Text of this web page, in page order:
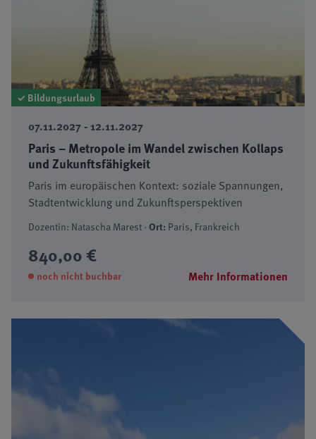
✓ Bildungsurlaub
07.11.2027 - 12.11.2027
Paris – Metropole im Wandel zwischen Kollaps
und Zukunftsfähigkeit
Paris im europäischen Kontext: soziale Spannungen,
Stadtentwicklung und Zukunftsperspektiven
Dozentin: Natascha Marest ·Ort: Paris, Frankreich
840,00 €
noch nicht buchbar Mehr Informationen